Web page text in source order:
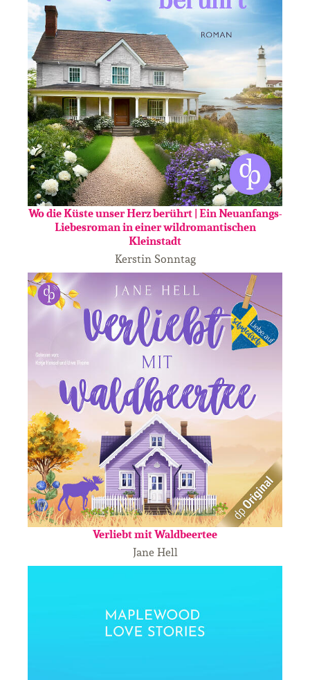
Wo die Küste unser Herz berührt | Ein Neuanfangs-
Liebesroman in einer wildromantischen
Kleinstadt
Kerstin Sonntag
Verliebt mit Waldbeertee
Jane Hell